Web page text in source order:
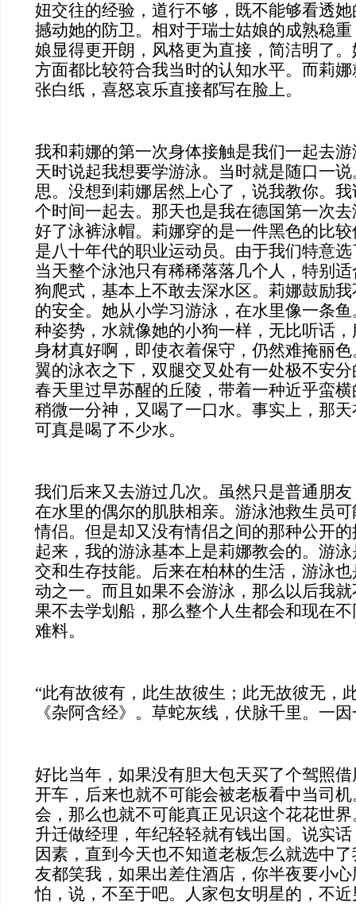
妞交往的经验，道行不够，既不能够看透
撼动她的防卫。相对于瑞士姑娘的成熟稳
娘显得更开朗，风格更为直接，简洁明了
方面都比较符合我当时的认知水平。而莉
张白纸，喜怒哀乐直接都写在脸上。
我和莉娜的第一次身体接触是我们一起去
天时说起我想要学游泳。当时就是随口一
思。没想到莉娜居然上心了，说我教你。
个时间一起去。那天也是我在德国第一次
好了泳裤泳帽。莉娜穿的是一件黑色的比
是八十年代的职业运动员。由于我们特意
当天整个泳池只有稀稀落落几个人，特别
狗爬式，基本上不敢去深水区。莉娜鼓励
的安全。她从小学习游泳，在水里像一条
种姿势，水就像她的小狗一样，无比听话
身材真好啊，即使衣着保守，仍然难掩丽
翼的泳衣之下，双腿交叉处有一处极不安
春天里过早苏醒的丘陵，带着一种近乎蛮
稍微一分神，又喝了一口水。事实上，那
可真是喝了不少水。
我们后来又去游过几次。虽然只是普通朋
在水里的偶尔的肌肤相亲。游泳池救生员
情侣。但是却又没有情侣之间的那种公开
起来，我的游泳基本上是莉娜教会的。游
交和生存技能。后来在柏林的生活，游泳
动之一。而且如果不会游泳，那么以后我
果不去学划船，那么整个人生都会和现在
难料。
“此有故彼有，此生故彼生；此无故彼无
《杂阿含经》。草蛇灰线，伏脉千里。一
好比当年，如果没有胆大包天买了个驾照
开车，后来也就不可能会被老板看中当司
会，那么也就不可能真正见识这个花花世
升迁做经理，年纪轻轻就有钱出国。说实
因素，直到今天也不知道老板怎么就选中
友都笑我，如果出差住酒店，你半夜要小
怕，说，不至于吧。人家包女明星的，不